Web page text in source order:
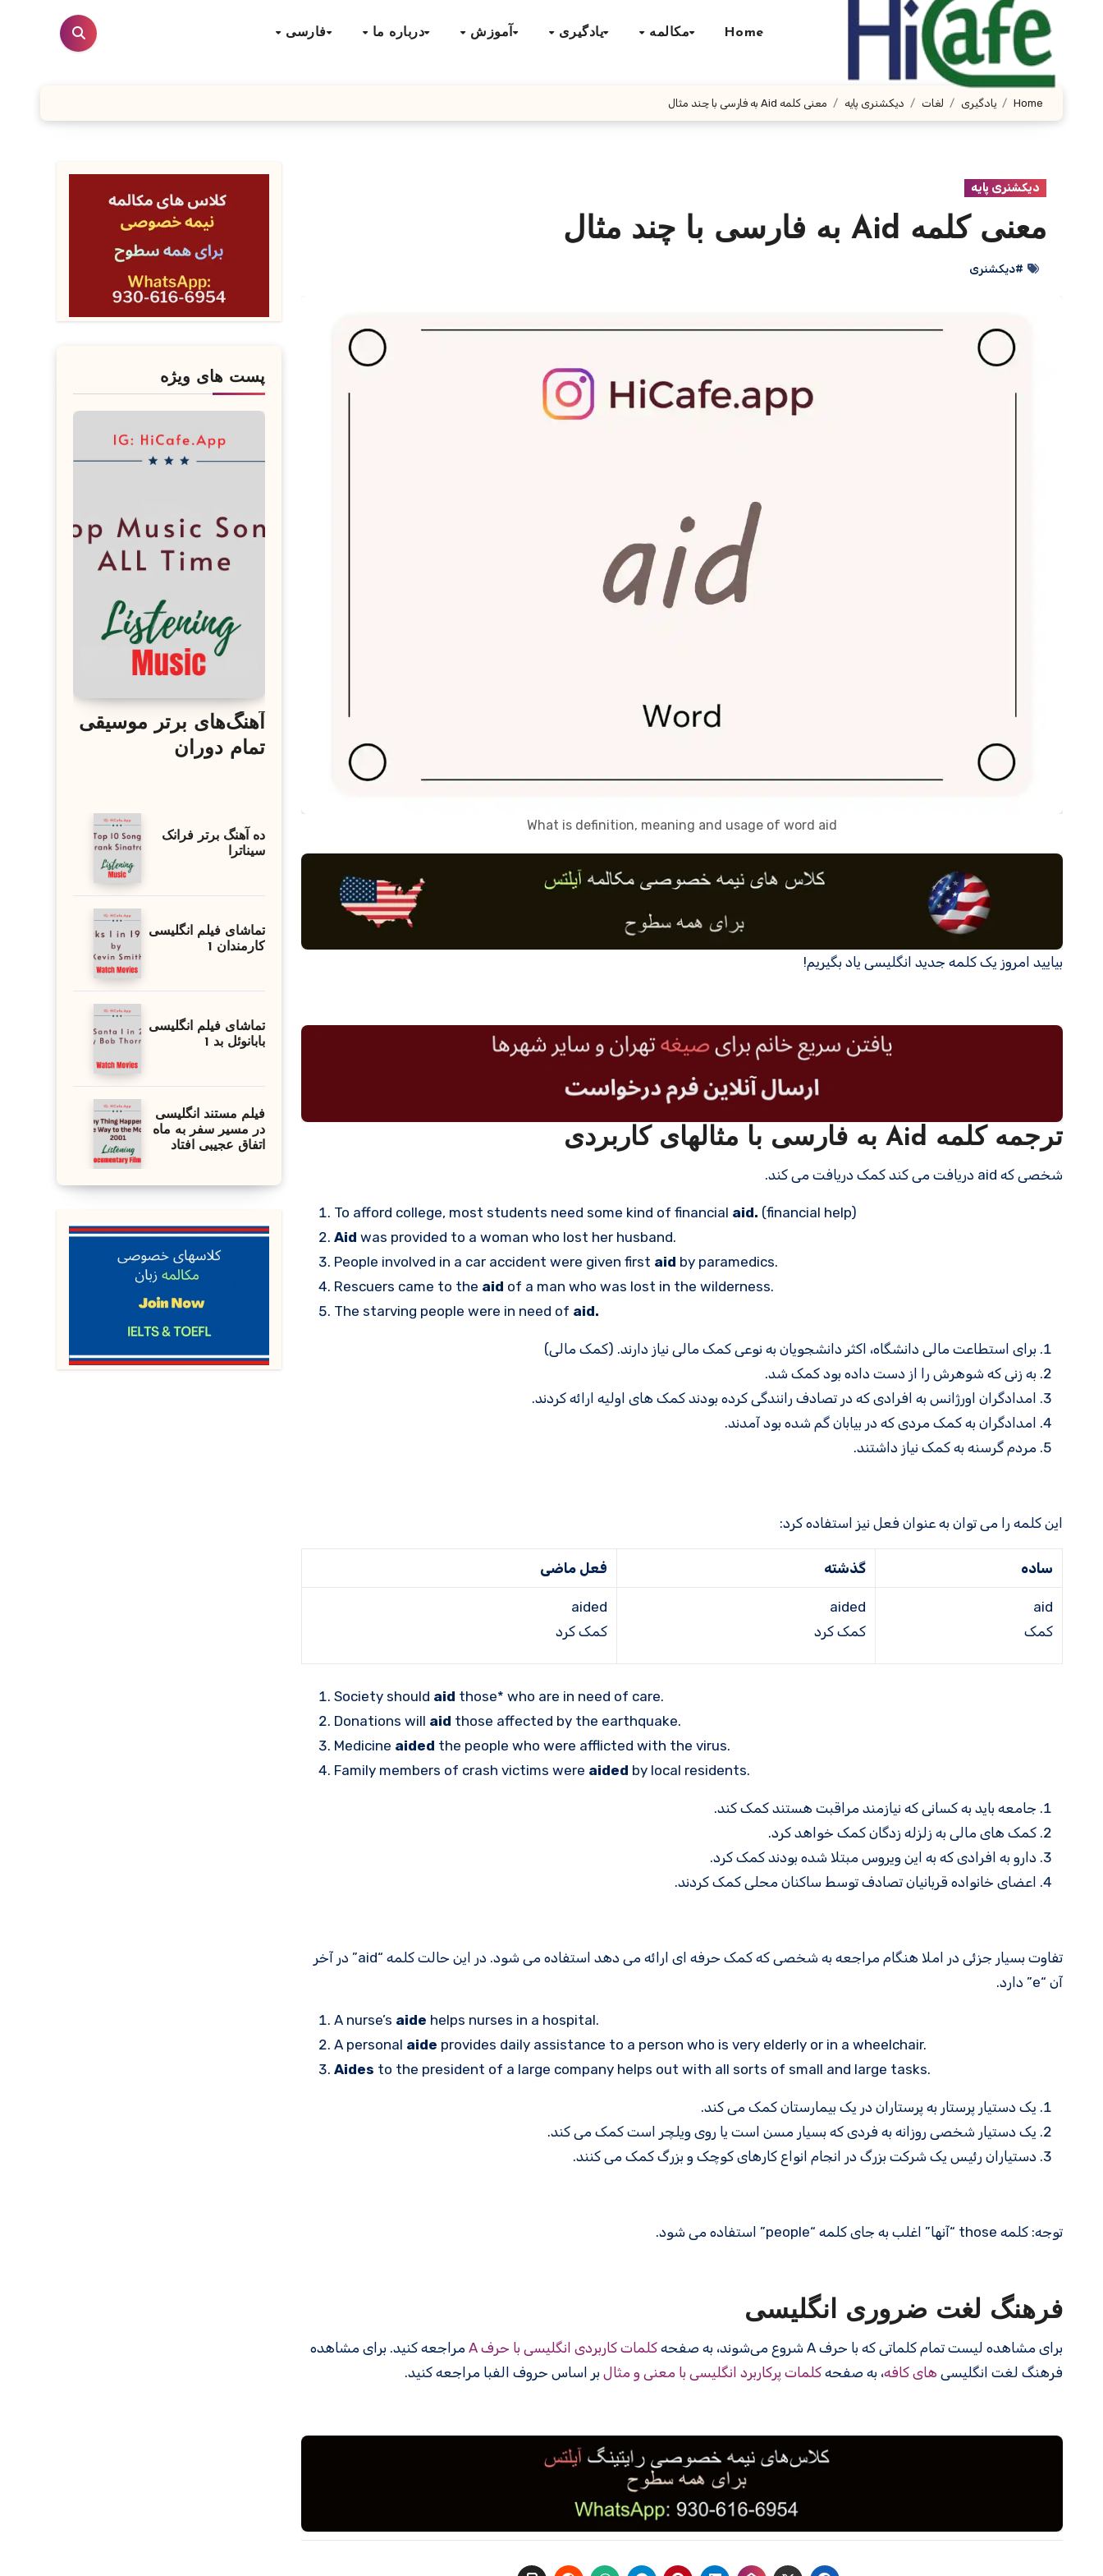
Home مکالمه یادگیری آموزش درباره ما فارسی
Home یادگیری لغات دیکشنری پایه معنی کلمه Aid به فارسی با چند مثال
دیکشنری پایه
معنی کلمه Aid به فارسی با چند مثال
#دیکشنری
What is definition, meaning and usage of word aid
بیایید امروز یک کلمه جدید انگلیسی یاد بگیریم!
ترجمه کلمه Aid به فارسی با مثالهای کاربردی
شخصی که aid دریافت می کند کمک دریافت می کند.
To afford college, most students need some kind of financial aid. (financial help)
Aid was provided to a woman who lost her husband.
People involved in a car accident were given first aid by paramedics.
Rescuers came to the aid of a man who was lost in the wilderness.
The starving people were in need of aid.
برای استطاعت مالی دانشگاه، اکثر دانشجویان به نوعی کمک مالی نیاز دارند. (کمک مالی)
به زنی که شوهرش را از دست داده بود کمک شد.
امدادگران اورژانس به افرادی که در تصادف رانندگی کرده بودند کمک های اولیه ارائه کردند.
امدادگران به کمک مردی که در بیابان گم شده بود آمدند.
مردم گرسنه به کمک نیاز داشتند.
این کلمه را می توان به عنوان فعل نیز استفاده کرد:
ساده گذشته فعل ماضی
aid
کمک
aided
کمک کرد
aided
کمک کرد
Society should aid those* who are in need of care.
Donations will aid those affected by the earthquake.
Medicine aided the people who were afflicted with the virus.
Family members of crash victims were aided by local residents.
جامعه باید به کسانی که نیازمند مراقبت هستند کمک کند.
کمک های مالی به زلزله زدگان کمک خواهد کرد.
دارو به افرادی که به این ویروس مبتلا شده بودند کمک کرد.
اعضای خانواده قربانیان تصادف توسط ساکنان محلی کمک کردند.
تفاوت بسیار جزئی در املا هنگام مراجعه به شخصی که کمک حرفه ای ارائه می دهد استفاده می شود. در این حالت کلمه “aid” در آخر
آن “e” دارد.
A nurse’s aide helps nurses in a hospital.
A personal aide provides daily assistance to a person who is very elderly or in a wheelchair.
Aides to the president of a large company helps out with all sorts of small and large tasks.
یک دستیار پرستار به پرستاران در یک بیمارستان کمک می کند.
یک دستیار شخصی روزانه به فردی که بسیار مسن است یا روی ویلچر است کمک می کند.
دستیاران رئیس یک شرکت بزرگ در انجام انواع کارهای کوچک و بزرگ کمک می کنند.
توجه: کلمه those “آنها” اغلب به جای کلمه “people” استفاده می شود.
فرهنگ لغت ضروری انگلیسی
برای مشاهده لیست تمام کلماتی که با حرف A شروع می‌شوند، به صفحه کلمات کاربردی انگلیسی با حرف A
مراجعه کنید. برای مشاهده
فرهنگ لغت انگلیسی های کافه، به صفحه کلمات پرکاربرد انگلیسی با معنی و مثال بر اساس حروف الفبا مراجعه کنید.
پست های ویژه
آهنگ‌های برتر موسیقی
تمام دوران
ده آهنگ برتر فرانک
سیناترا
تماشای فیلم انگلیسی
کارمندان 1
تماشای فیلم انگلیسی
بابانوئل بد 1
فیلم مستند انگلیسی
در مسیر سفر به ماه
اتفاق عجیبی افتاد